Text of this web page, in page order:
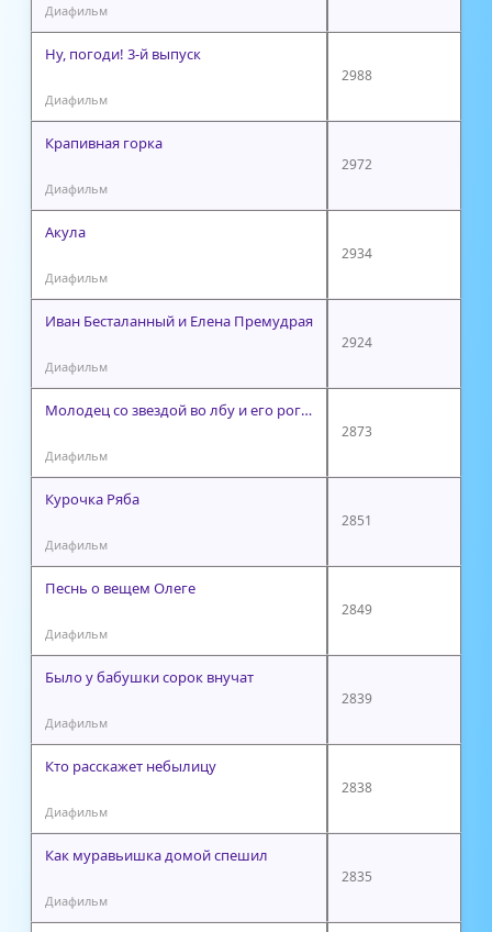
Диафильм
Ну, погоди! 3-й выпуск
Диафильм
2988
Крапивная горка
Диафильм
2972
Акула
Диафильм
2934
Иван Бесталанный и Елена Премудрая
Диафильм
2924
Молодец со звездой во лбу и его рогатый конь
Диафильм
2873
Курочка Ряба
Диафильм
2851
Песнь о вещем Олеге
Диафильм
2849
Было у бабушки сорок внучат
Диафильм
2839
Кто расскажет небылицу
Диафильм
2838
Как муравьишка домой спешил
Диафильм
2835